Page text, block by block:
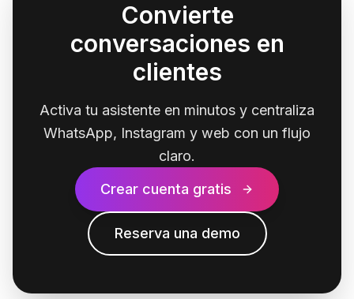
Convierte
conversaciones en
clientes
Activa tu asistente en minutos y centraliza
WhatsApp, Instagram y web con un flujo
claro.
Crear cuenta gratis
Reserva una demo